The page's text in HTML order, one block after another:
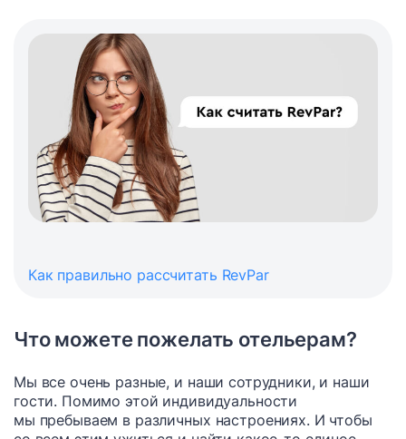
Как правильно рассчитать RevPar
Что можете пожелать отельерам?
Мы все очень разные, и наши сотрудники, и наши
гости. Помимо этой индивидуальности
мы пребываем в различных настроениях. И чтобы